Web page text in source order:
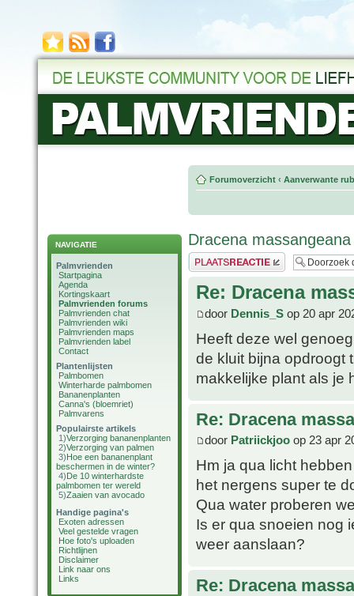
NAVIGATIE
Palmvrienden
Startpagina
Agenda
Kortingskaart
Palmvrienden forums
Palmvrienden chat
Palmvrienden wiki
Palmvrienden maps
Palmvrienden label
Contact
Plantenlijsten
Palmbomen
Winterharde palmbomen
Bananenplanten
Canna's (bloemriet)
Palmvarens
Populairste artikels
1)Verzorging bananenplanten
2)Verzorging van palmen
3)Hoe een bananenplant
beschermen in de winter?
4)De 10 winterhardste
palmbomen ter wereld
5)Zaaien van avocado
Handige pagina's
Exoten adressen
Veel gestelde vragen
Hoe foto's uploaden
Richtlijnen
Disclaimer
Link naar ons
Links
Forumoverzicht ‹ Aanverwante
Dracena massangeana
Plaats een reactie
Re: Dracena
door Dennis_S op 20 apr
Heeft deze wel
de kluit bijna opdroogt
makkelijke plant als je
Re: Dracena
door Patriickjoo op 23 apr
Hm ja qua licht
het nergens super te
Qua water proberen
Is er qua snoeien nog
weer aanslaan?
Re: Dracena